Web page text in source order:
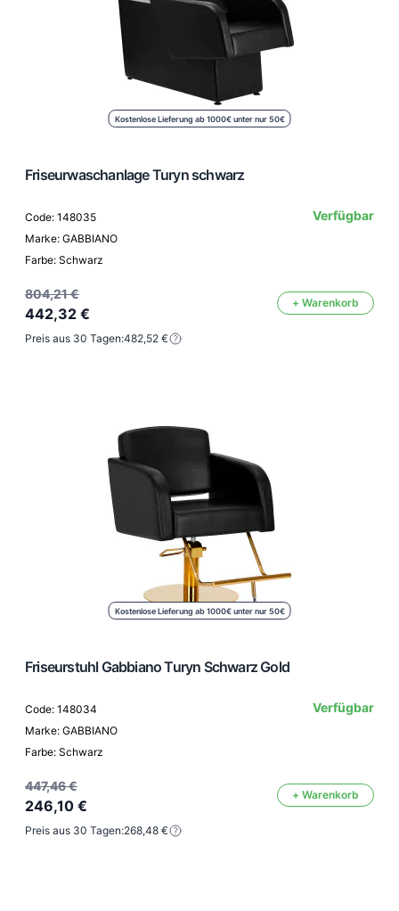
Kostenlose Lieferung ab 1000€ unter nur 50€
Friseurwaschanlage Turyn schwarz
Code: 148035
Marke: GABBIANO
Farbe: Schwarz
Verfügbar
804,21 €
442,32 €
+ Warenkorb
Preis aus 30 Tagen:482,52 €
Kostenlose Lieferung ab 1000€ unter nur 50€
Friseurstuhl Gabbiano Turyn Schwarz Gold
Code: 148034
Marke: GABBIANO
Farbe: Schwarz
Verfügbar
447,46 €
246,10 €
+ Warenkorb
Preis aus 30 Tagen:268,48 €